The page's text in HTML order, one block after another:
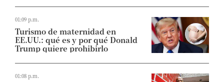
01:09 p.m.
Turismo de maternidad en
EE.UU.: qué es y por qué Donald
Trump quiere prohibirlo
01:08 p.m.